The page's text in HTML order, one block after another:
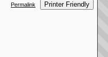
Permalink Printer Friendly